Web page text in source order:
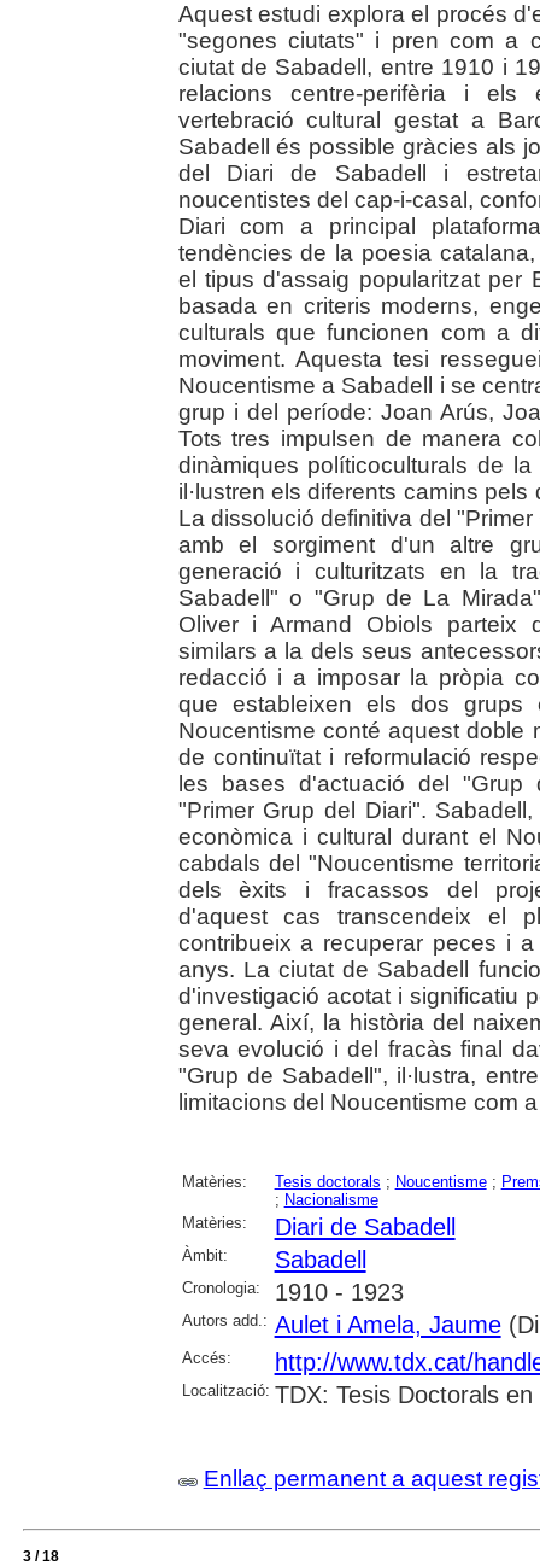
Aquest estudi explora el procés
"segones ciutats" i pren com a
ciutat de Sabadell, entre 1910 i
relacions centre-perifèria i els
vertebració cultural gestat a
Sabadell és possible gràcies als
del Diari de Sabadell i
noucentistes del cap-i-casal,
Diari com a principal
tendències de la poesia
el tipus d'assaig popularitzat per
basada en criteris moderns,
culturals que funcionen com a
moviment. Aquesta tesi
Noucentisme a Sabadell i se
grup i del període: Joan Arús,
Tots tres impulsen de manera
dinàmiques políticoculturals de
il·lustren els diferents camins
La dissolució definitiva del
amb el sorgiment d'un altre
generació i culturitzats en la
Sabadell" o "Grup de La
Oliver i Armand Obiols parteix
similars a la dels seus
redacció i a imposar la pròpia
que estableixen els dos
Noucentisme conté aquest doble
de continuïtat i reformulació
les bases d'actuació del "Grup
"Primer Grup del Diari".
econòmica i cultural durant el
cabdals del "Noucentisme
dels èxits i fracassos del
d'aquest cas transcendeix el
contribueix a recuperar peces i
anys. La ciutat de Sabadell
d'investigació acotat i significatiu
general. Així, la història del
seva evolució i del fracàs final
"Grup de Sabadell", il·lustra,
limitacions del Noucentisme com
Matèries: Tesis doctorals ; Noucentisme;
; Nacionalisme
Matèries:
Diari de Sabadell
Àmbit: Sabadell
Cronologia: 1910 - 1923
Autors add.: Aulet i Amela, Jaume
Accés: http://www.tdx.cat/
Localització: TDX: Tesis Doctorals en
Enllaç permanent a aquest
3 / 18